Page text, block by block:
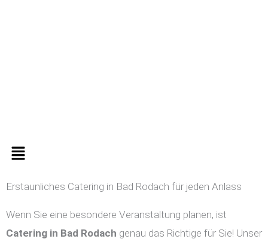
Menü
Erstaunliches Catering in Bad Rodach für jeden Anlass
Wenn Sie eine besondere Veranstaltung planen, ist
Catering in Bad Rodach genau das Richtige für Sie! Unser